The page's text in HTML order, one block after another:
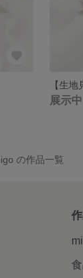
【生
展示中
の作品一覧